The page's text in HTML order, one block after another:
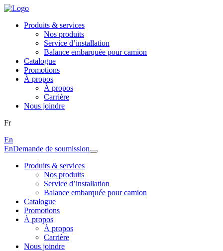
Produits & services
Nos produits
Service d’installation
Balance embarquée pour camion
Catalogue
Promotions
À propos
À propos
Carrière
Nous joindre
Fr
En
EnDemande de soumission
Produits & services
Nos produits
Service d’installation
Balance embarquée pour camion
Catalogue
Promotions
À propos
À propos
Carrière
Nous joindre